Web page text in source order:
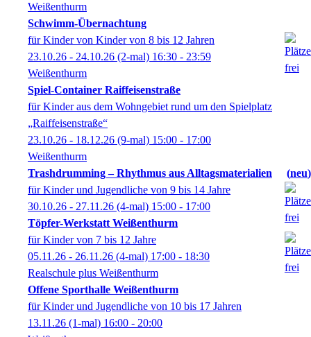
Weißenthurm
Schwimm-Übernachtung
für Kinder von Kinder von 8 bis 12 Jahren
23.10.26 - 24.10.26 (2-mal) 16:30 - 23:59
Weißenthurm
Spiel-Container Raiffeisenstraße
für Kinder aus dem Wohngebiet rund um den Spielplatz
„Raiffeisenstraße“
23.10.26 - 18.12.26 (9-mal) 15:00 - 17:00
Weißenthurm
Trashdrumming – Rhythmus aus Alltagsmaterialien
neu
für Kinder und Jugendliche von 9 bis 14 Jahre
30.10.26 - 27.11.26 (4-mal) 15:00 - 17:00
Töpfer-Werkstatt Weißenthurm
für Kinder von 7 bis 12 Jahre
05.11.26 - 26.11.26 (4-mal) 17:00 - 18:30
Realschule plus Weißenthurm
Offene Sporthalle Weißenthurm
für Kinder und Jugendliche von 10 bis 17 Jahren
13.11.26 (1-mal) 16:00 - 20:00